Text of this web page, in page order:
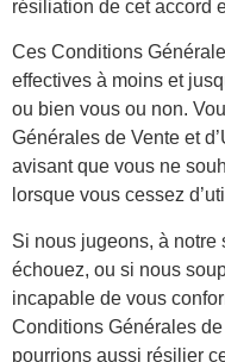
résiliation de cet accord
Ces Conditions
effectives à moins et
ou bien vous ou non.
Générales de Vente et
avisant que vous ne
lorsque vous cessez
Si nous jugeons, à
échouez, ou si nous
incapable de vous
Conditions Générales
pourrions aussi résilier